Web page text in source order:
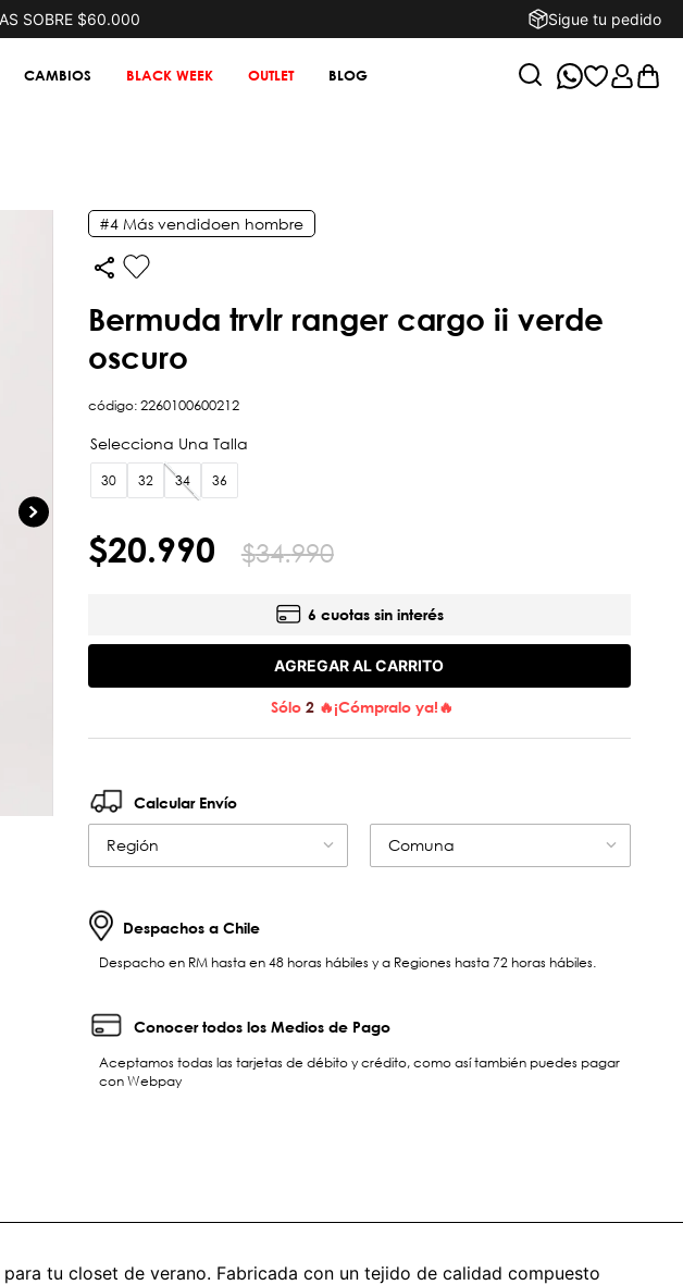
SOBRE $60.000 Sigue tu pedido
CAMBIOS BLACK WEEK OUTLET BLOG
#4 Más vendidoen hombre
bermuda trvlr ranger cargo ii verde
oscuro
código:2260100600212
30 32 34 36
$20.990 $34.990
6 cuotas sin interés
AGREGAR AL CARRITO
Sólo 2🔥¡Cómpralo ya!🔥
Calcular Envío
Región Comuna
Despachos a Chile
Despacho en RM hasta en 48 horas hábiles y a Regiones hasta 72 horas hábiles.
Conocer todos los Medios de Pago
Aceptamos todas las tarjetas de débito y crédito, como así también puedes pagar
con Webpay
tu closet de verano. Fabricada con un tejido de calidad compuesto